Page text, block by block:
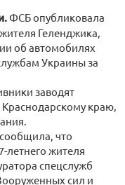
ФСБ опубликовала
Геленджика,
об автомобилях
Украины за
заводят
краю,
что
летнего жителя
спецслужб
сил и